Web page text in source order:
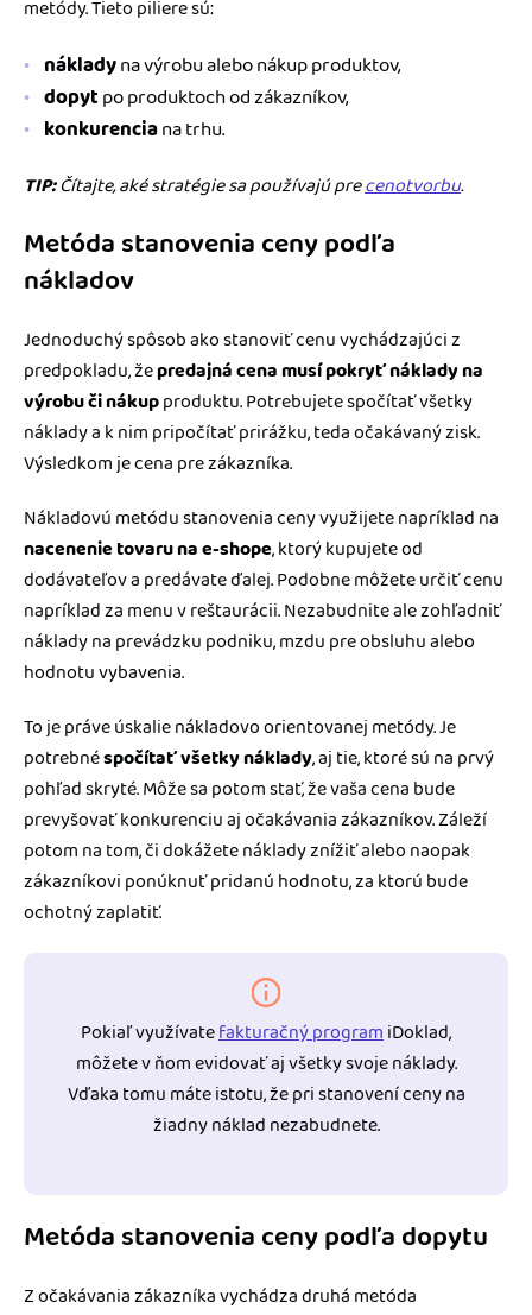
metódy. Tieto piliere sú:
nákladyna výrobu alebo nákup produktov,
dopytpo produktoch od zákazníkov,
konkurenciana trhu.
TIP:Čítajte, aké stratégie sa používajú precenotvorbu.
Metóda stanovenia ceny podľa
nákladov
Jednoduchý spôsob ako stanoviť cenu vychádzajúci z
predpokladu, žepredajná cena musí pokryť náklady na
výrobu či nákupproduktu. Potrebujete spočítať všetky
náklady a k nim pripočítať prirážku, teda očakávaný zisk.
Výsledkom je cena pre zákazníka.
Nákladovú metódu stanovenia ceny využijete napríklad na
nacenenie tovaru na e-shope, ktorý kupujete od
dodávateľov a predávate ďalej. Podobne môžete určiť cenu
napríklad za menu v reštaurácii. Nezabudnite ale zohľadniť
náklady na prevádzku podniku, mzdu pre obsluhu alebo
hodnotu vybavenia.
To je práve úskalie nákladovo orientovanej metódy. Je
potrebnéspočítať všetky náklady, aj tie, ktoré sú na prvý
pohľad skryté. Môže sa potom stať, že vaša cena bude
prevyšovať konkurenciu aj očakávania zákazníkov. Záleží
potom na tom, či dokážete náklady znížiť alebo naopak
zákazníkovi ponúknuť pridanú hodnotu, za ktorú bude
ochotný zaplatiť.
Pokiaľ využívatefakturačný programiDoklad,
môžete v ňom evidovať aj všetky svoje náklady.
Vďaka tomu máte istotu, že pri stanovení ceny na
žiadny náklad nezabudnete.
Metóda stanovenia ceny podľa dopytu
Z očakávania zákazníka vychádza druhá metóda